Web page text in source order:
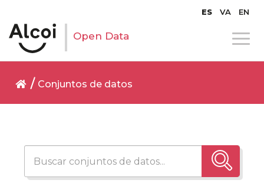
ES VA EN
Open Data
Conjuntos de datos